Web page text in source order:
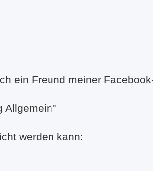
ein Freund meiner
Allgemein"
werden kann: